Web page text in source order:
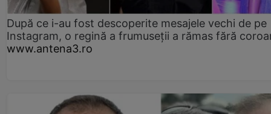
După ce i-au fost descoperite mesajele vechi de pe
Instagram, o regină a frumuseții a rămas fără
www.antena3.ro